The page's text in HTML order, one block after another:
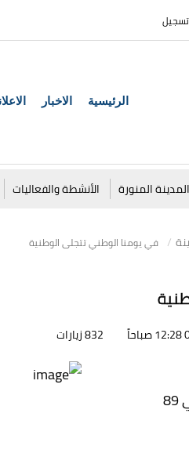
تسجيل
الرئيسية الاخبار
المنورة الأنشطة والفعاليات
في يومنا الوطني تتجلى الوطنية
832 زيارات